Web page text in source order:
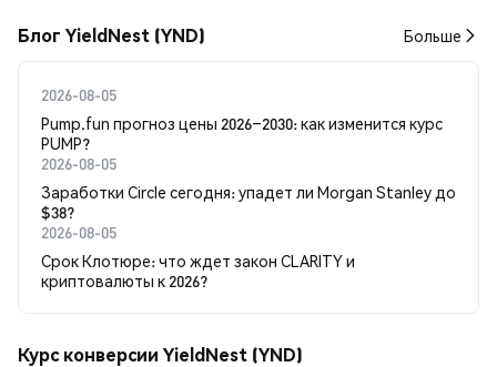
Блог YieldNest (YND) Больше
2026-08-05
Pump.fun прогноз цены 2026–2030: как изменится курс
PUMP?
2026-08-05
Заработки Circle сегодня: упадет ли Morgan Stanley до
$38?
2026-08-05
Срок Клотюре: что ждет закон CLARITY и
криптовалюты к 2026?
Курс конверсии YieldNest (YND)